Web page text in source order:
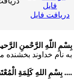
دریافت فایل
بِسْمِ اللّهِ الرَّحْمنِ
به نام خداوند بخشنده
بِسْمِ اللهِ کَلِمَةِ الْمُعْتَصِمینَ، وَ مَقالَةِ الْمُتَحَرِّزینَ، وَ اَعُوذُ بِاللهِ مِنْ ....